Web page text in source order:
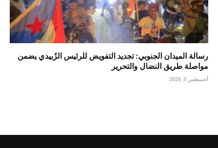
رسالة الميدان الجنوبي: تجديد التفويض للرئيس الزُبيدي يضمن
مواصلة طريق النضال والتحرير
أغسطس 5, 2026